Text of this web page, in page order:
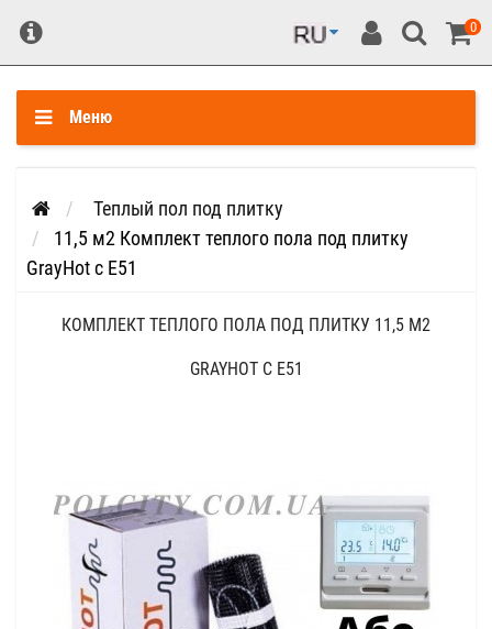
0
Меню
Теплый пол под плитку
11,5 м2 Комплект теплого пола под плитку
GrayHot c Е51
КОМПЛЕКТ ТЕПЛОГО ПОЛА ПОД ПЛИТКУ 11,5 М2
GRAYHOT C Е51